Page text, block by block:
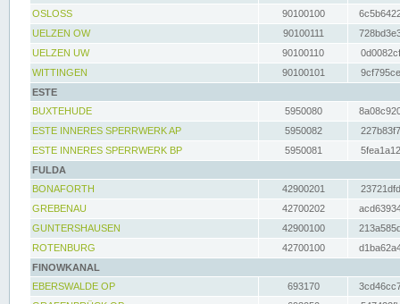
OSLOSS
90100100
UELZEN OW
90100111
UELZEN UW
90100110
WITTINGEN
90100101
ESTE
BUXTEHUDE
5950080
ESTE INNERES SPERRWERK AP
5950082
ESTE INNERES SPERRWERK BP
5950081
FULDA
BONAFORTH
42900201
GREBENAU
42700202
GUNTERSHAUSEN
42900100
ROTENBURG
42700100
FINOWKANAL
EBERSWALDE OP
693170